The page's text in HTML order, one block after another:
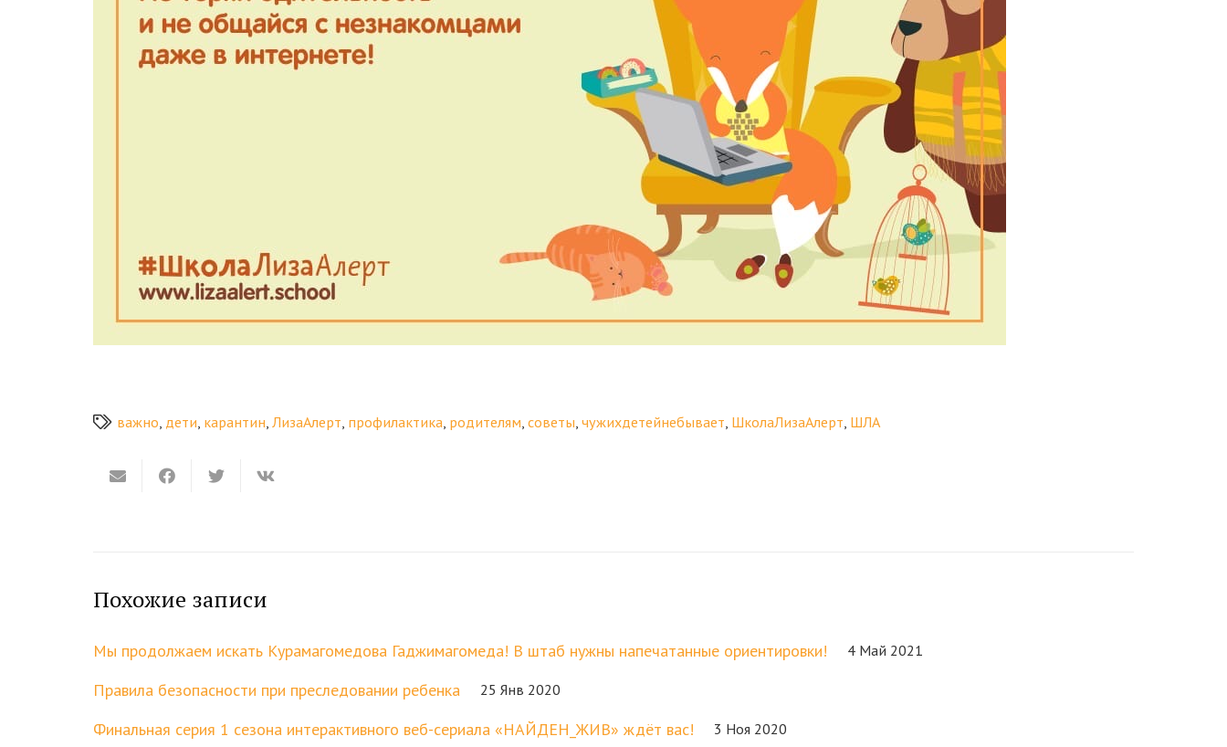
важно дети карантин ЛизаАлерт профилактика родителям ,советы ,чужихдетейнебывает ШколаЛизаАлерт ШЛА
Похожие записи
Мы продолжаем искать Курамагомедова Гаджимагомеда! В штаб нужны напечатанные ориентировки! 4 Май 2021
Правила безопасности при преследовании ребенка 25 Янв 2020
Финальная серия 1 сезона интерактивного веб-сериала «НАЙДЕН_ЖИВ» ждёт вас! 3 Ноя 2020